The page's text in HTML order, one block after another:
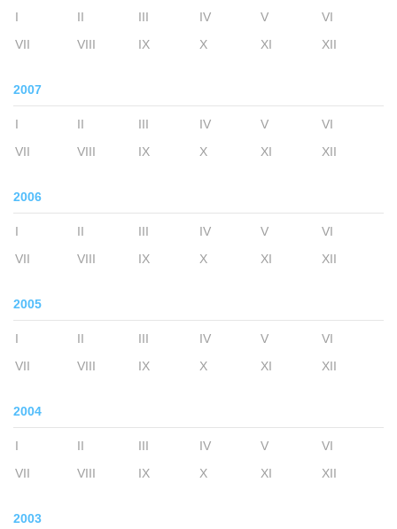
I II III IV V
VI
VII
VIII IX X XI XII
2007
I II III IV V
VI
VII
VIII IX X XI XII
2006
I II III IV V
VI
VII
VIII IX X XI XII
2005
I II III IV V
VI
VII
VIII IX X XI XII
2004
I II III IV V
VI
VII
VIII IX X XI XII
2003